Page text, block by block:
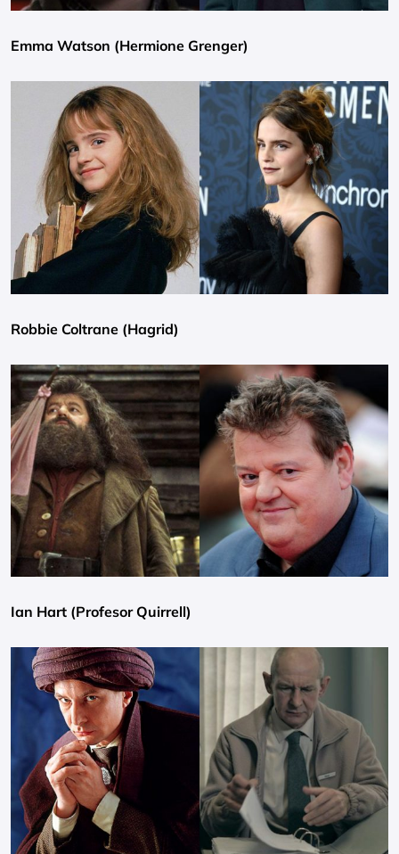
Emma Watson (Hermione Grenger)
Robbie Coltrane (Hagrid)
Ian Hart (Profesor Quirrell)